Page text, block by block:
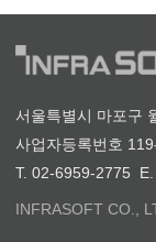
서울특별시 마포구
사업자등록번호
T. 02-6959-2775
INFRASOFT CO.,